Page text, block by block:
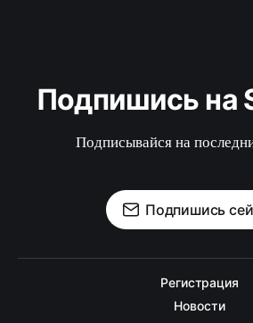
Подпишись на
Подписывайся на
Подпишись
Регистрация
Новости